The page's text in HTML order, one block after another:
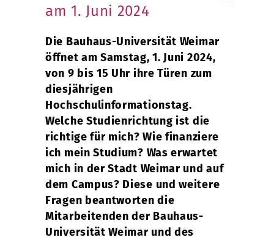
am 1. Juni 2024
Die Bauhaus-Universität Weimar
öffnet am Samstag, 1. Juni 2024,
von 9 bis 15 Uhr ihre Türen zum
diesjährigen
Hochschulinformationstag.
Welche Studienrichtung ist die
richtige für mich? Wie finanziere
ich mein Studium? Was erwartet
mich in der Stadt Weimar und auf
dem Campus? Diese und weitere
Fragen beantworten die
Mitarbeitenden der Bauhaus-
Universität Weimar und des